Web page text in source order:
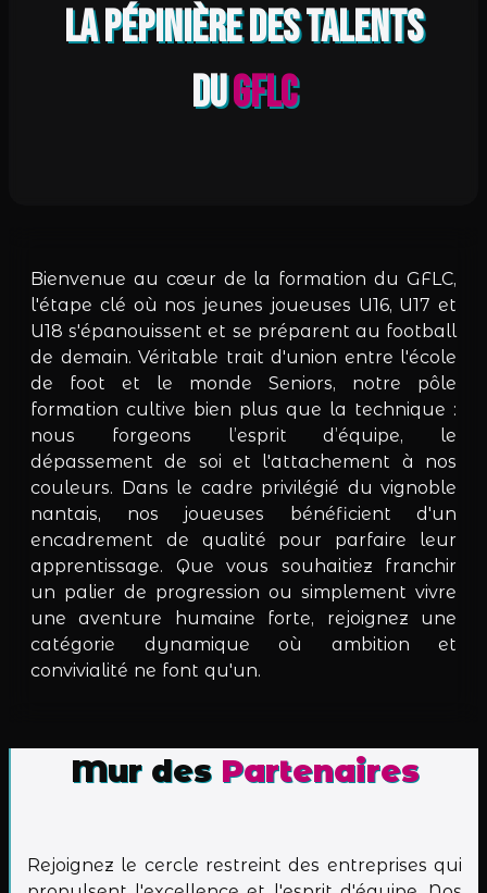
La pépinière des talents
duGFLC
Bienvenue au cœur de la formation du GFLC,
l'étape clé où nos jeunes joueuses U16, U17 et
U18 s'épanouissent et se préparent au football
de demain. Véritable trait d'union entre l'école
de foot et le monde Seniors, notre pôle
formation cultive bien plus que la technique :
nous forgeons l’esprit d’équipe, le
dépassement de soi et l'attachement à nos
couleurs. Dans le cadre privilégié du vignoble
nantais, nos joueuses bénéficient d'un
encadrement de qualité pour parfaire leur
apprentissage. Que vous souhaitiez franchir
un palier de progression ou simplement vivre
une aventure humaine forte, rejoignez une
catégorie dynamique où ambition et
convivialité ne font qu'un.
Mur des Partenaires
Rejoignez le cercle restreint des entreprises qui